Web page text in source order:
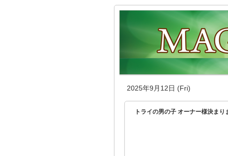
2025年9月12日 (Fri)
トライの男の子 オーナー様決まり